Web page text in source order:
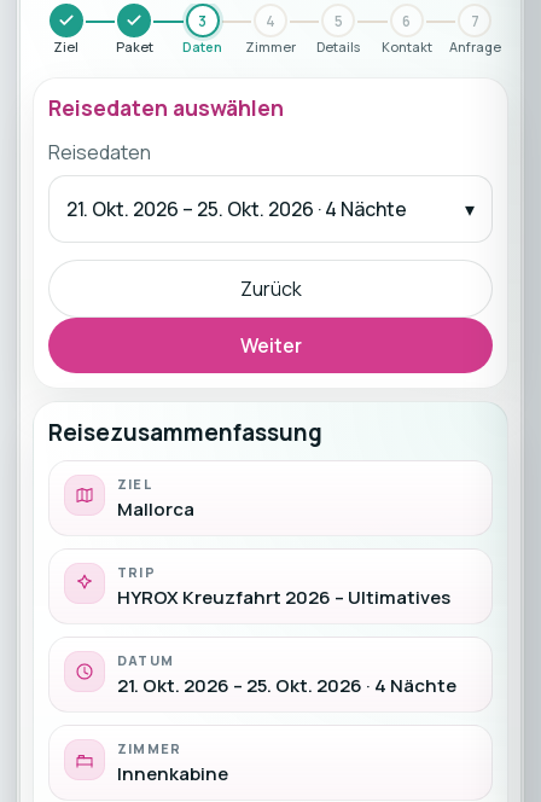
Ziel Paket
3
Daten
4
Zimmer
5
Details
6
Kontakt
7
Anfrage
Reisedaten auswählen
Reisedaten
21. Okt. 2026 – 25. Okt. 2026 · 4 Nächte
Zurück
Weiter
Reisezusammenfassung
ZIEL
Mallorca
TRIP
HYROX Kreuzfahrt 2026 – Ultimatives
DATUM
21. Okt. 2026 – 25. Okt. 2026 · 4 Nächte
ZIMMER
Innenkabine